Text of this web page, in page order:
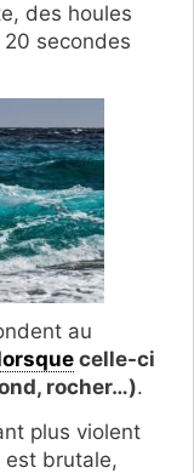
des houles
secondes
au
celle-ci
rocher…).
plus violent
est brutale,